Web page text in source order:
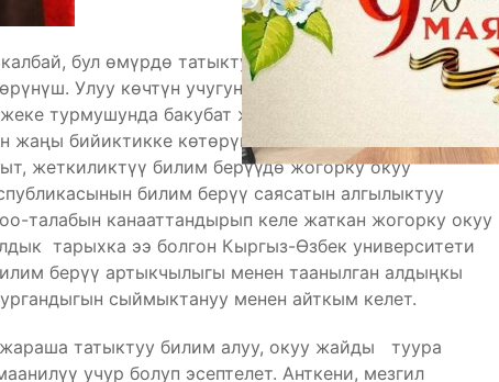
бул өмүрдө татыктуу жашап өтүү үчүн болгон
Улуу көчтүн учугун улаган бүгүнкү күндүн жаш
турмушунда бакубат жашап, улуттук
жаңы бийиктикке көтөрүп, өлкөбүздүн өнүгүшүнө ар
жеткиликтүү билим берүүдө жогорку окуу
билим берүү саясатын алгылыктуу
талабын канааттандырып келе жаткан жогорку окуу
тарыхка ээ болгон Кыргыз-Өзбек университети
берүү артыкчылыгы менен таанылган алдыңкы
сыймыктануу менен айткым келет.
татыктуу билим алуу, окуу жайды туура
учур болуп эсептелет. Анткени, мезгил